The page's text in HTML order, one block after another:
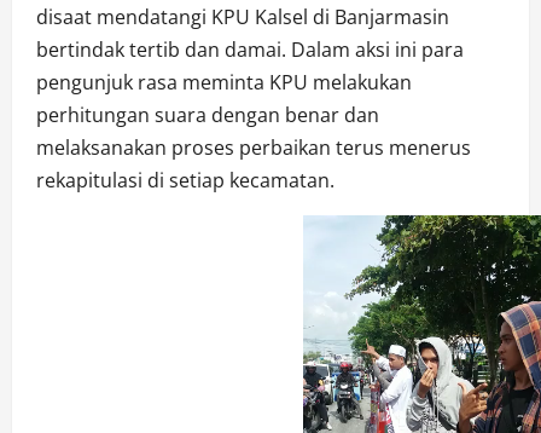
disaat mendatangi KPU Kalsel di Banjarmasin
bertindak tertib dan damai. Dalam aksi ini para
pengunjuk rasa meminta KPU melakukan
perhitungan suara dengan benar dan
melaksanakan proses perbaikan terus menerus
rekapitulasi di setiap kecamatan.